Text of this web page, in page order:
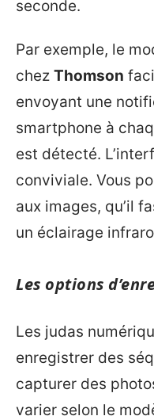
seconde.
Par exemple, le
chez Thomson
envoyant une
smartphone à
est détecté.
conviviale. Vous
aux images, qu’il
un éclairage
Les options
Les judas
enregistrer des
capturer des
varier selon le